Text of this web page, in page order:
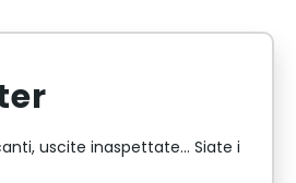
uscite inaspettate... Siate i